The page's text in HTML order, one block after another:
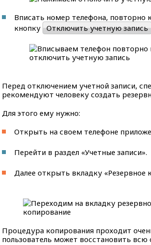
Вписать номер телефона, повторно
кнопку
Отключить учетную запись
Перед отключением учетной записи,
рекомендуют человеку создать
Для этого ему нужно:
Открыть на своем телефоне
Перейти в раздел «Учетные записи».
Далее открыть вкладку «Резервное
Процедура копирования проходит
пользователь может восстановить всю